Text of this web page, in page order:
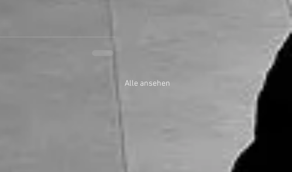
Alle ansehen